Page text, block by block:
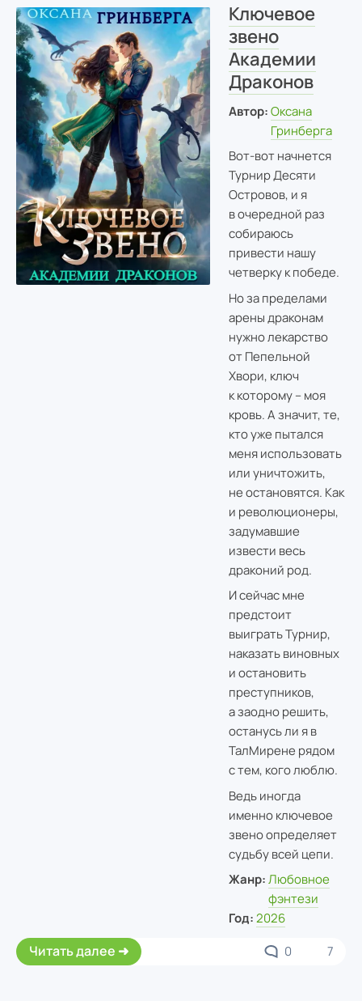
Ключевое
звено
Академии
Драконов
Автор: Оксана
Гринберга
Вот-вот начнется
Турнир Десяти
Островов, и я
в очередной раз
собираюсь
привести нашу
четверку к победе.
Но за пределами
арены драконам
нужно лекарство
от Пепельной
Хвори, ключ
к которому – моя
кровь. А значит, те,
кто уже пытался
меня использовать
или уничтожить,
не остановятся. Как
и революционеры,
задумавшие
извести весь
драконий род.
И сейчас мне
предстоит
выиграть Турнир,
наказать виновных
и остановить
преступников,
а заодно решить,
останусь ли я в
ТалМирене рядом
с тем, кого люблю.
Ведь иногда
именно ключевое
звено определяет
судьбу всей цепи.
Жанр: Любовное
фэнтези
Год: 2026
Читать далее 0 7